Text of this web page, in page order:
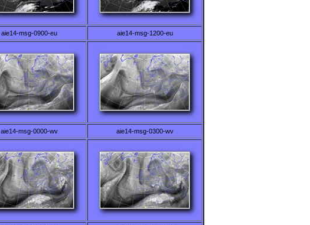
aie14-msg-0900-eu aie14-msg-1200-eu
aie14-msg-0000-wv aie14-msg-0300-wv